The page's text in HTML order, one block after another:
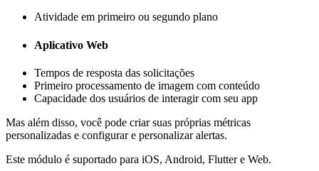
Atividade em primeiro ou segundo plano
Aplicativo Web
Tempos de resposta das solicitações
Primeiro processamento de imagem com conteúdo
Capacidade dos usuários de interagir com seu app
Mas além disso, você pode criar suas próprias métricas
personalizadas e configurar e personalizar alertas.
Este módulo é suportado para iOS, Android, Flutter e Web.